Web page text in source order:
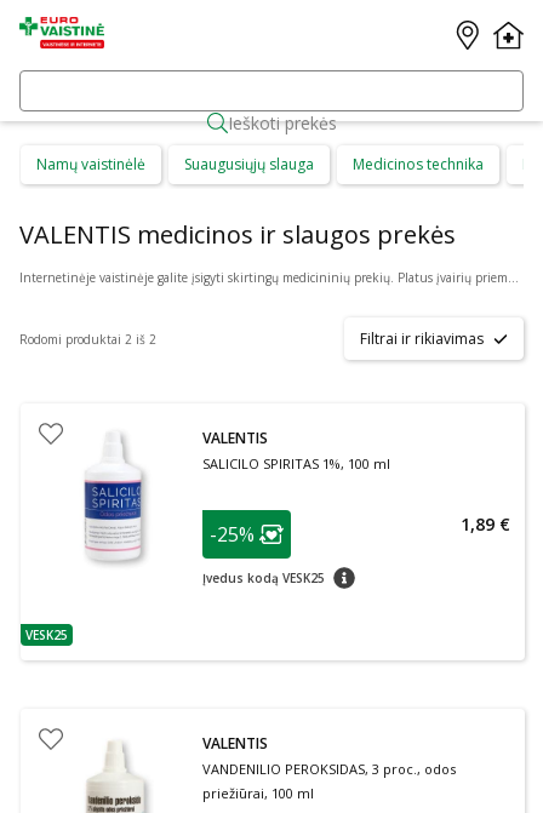
Ieškoti prekės
Namų vaistinėlė Suaugusiųjų slauga Medicinos technika
VALENTIS medicinos ir slaugos prekės
Internetinėje vaistinėje galite įsigyti skirtingų medicininių prekių. Platus įvairių priemonių ir technikos pasirinkimas leis visiems pirkėjams lengviau rasti tai, ko jie ieško. Šioje prekių kategorijoje yra daugybė skirtingų medicinos priemonių ir priedų, pradedant specialiais kremais ir pleistrais, baigiant kapsulėmis ar drėkinančiais akių lašais. Jeigu jums sunku apsispręsti, kurie produktai būtų geriausias ar tinkamiausias pasirinkimas, mūsų konsultantai gali jums patarti nuotoliniu būdu: internetu aktyviame pokalbio lange, el. paštu ar telefonu.
Rodomi produktai 2 iš 2 Filtrai ir rikiavimas
patarimas
VESK25
VALENTIS
SALICILO SPIRITAS 1%, 100 ml
patarimas
Lojalumo klubo narių nuolaida
-25%
Įvedus kodą VESK25 patarimas
1,89 €
VALENTIS
VANDENILIO PEROKSIDAS, 3 proc., odos
priežiūrai, 100 ml